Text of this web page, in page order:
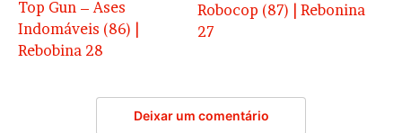
Top Gun – Ases
Indomáveis (86) |
Rebobina 28
Robocop (87) | Rebonina
27
Deixar um comentário